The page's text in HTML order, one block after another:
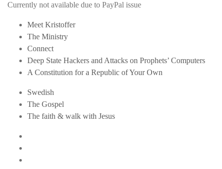
Currently not available due to PayPal issue
Meet Kristoffer
The Ministry
Connect
Deep State Hackers and Attacks on Prophets’ Computers
A Constitution for a Republic of Your Own
Swedish
The Gospel
The faith & walk with Jesus